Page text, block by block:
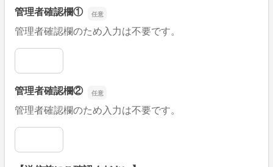
管理者確認欄①
管理者確認欄のため入力は不要です。
管理者確認欄①
管理者確認欄②
管理者確認欄のため入力は不要です。
管理者確認欄②